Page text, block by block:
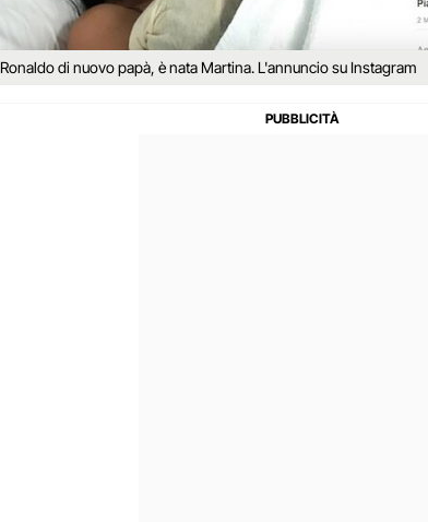
Ronaldo di nuovo papà, è nata Martina. L'annuncio su Instagram